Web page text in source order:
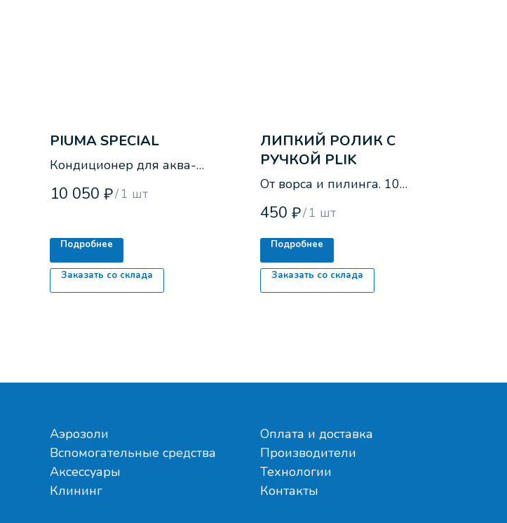
PIUMA SPECIAL
Кондиционер для аква-
чистки перо-пуховых
изделий.
10 050 ₽/ 1 шт
Подробнее
Заказать со склада
ЛИПКИЙ РОЛИК С
РУЧКОЙ PLIK
От ворса и пилинга. 10
метров.
450 ₽/ 1 шт
Подробнее
Заказать со склада
Аэрозоли
Вспомогательные средства
Аксессуары
Клининг
Оплата и доставка
Производители
Технологии
Контакты